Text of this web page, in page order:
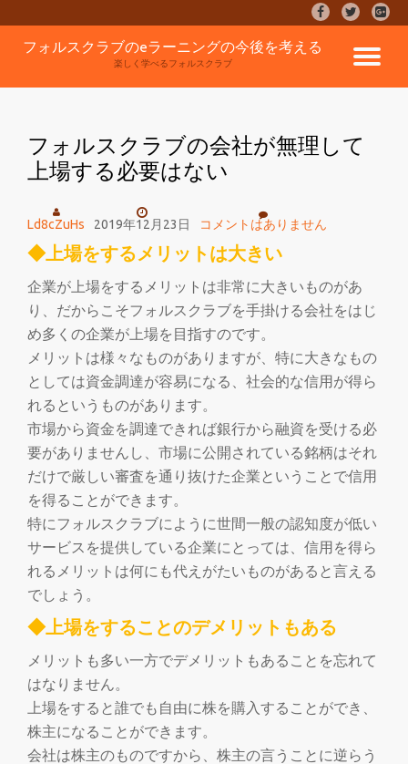
fa-
facebook
fa-
twitter
fa-
plus-
square
ナ
を
切
り
え
フォルスクラブのeラーニングの今後を考える
楽しく学べるフォルスクラブ
フォルスクラブの会社が無理して
上場する必要はない
Ld8cZuHs 2019年12月23日 コメントはありません
◆上場をするメリットは大きい
企業が上場をするメリットは非常に大きいものがあ
り、だからこそフォルスクラブを手掛ける会社をはじ
め多くの企業が上場を目指すのです。
メリットは様々なものがありますが、特に大きなもの
としては資金調達が容易になる、社会的な信用が得ら
れるというものがあります。
市場から資金を調達できれば銀行から融資を受ける必
要がありませんし、市場に公開されている銘柄はそれ
だけで厳しい審査を通り抜けた企業ということで信用
を得ることができます。
特にフォルスクラブにように世間一般の認知度が低い
サービスを提供している企業にとっては、信用を得ら
れるメリットは何にも代えがたいものがあると言える
でしょう。
◆上場をすることのデメリットもある
メリットも多い一方でデメリットもあることを忘れて
はなりません。
上場をすると誰でも自由に株を購入することができ、
株主になることができます。
会社は株主のものですから、株主の言うことに逆らう